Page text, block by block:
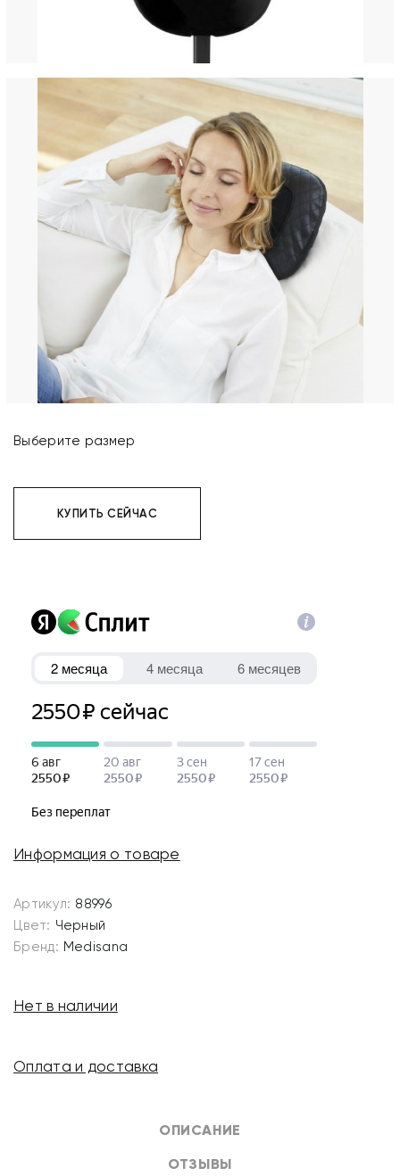
ОПИСАНИЕ
ОТЗЫВЫ
Выберите размер
КУПИТЬ СЕЙЧАС
Информация о товаре
Артикул: 88996
Цвет: Черный
Бренд: Medisana
Нет в наличии
Оплата и доставка